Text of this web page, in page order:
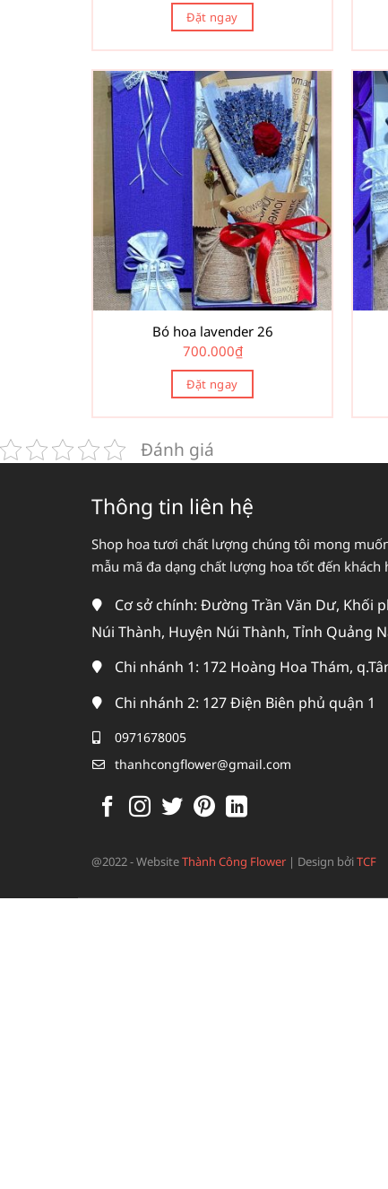
Đặt ngay
Bó hoa lavender 26
700.000₫
Đặt ngay
Đánh giá
Thông tin liên hệ
Shop hoa tươi chất lượng chúng tôi mong
mẫu mã đa dạng chất lượng hoa tốt đến khách
Cơ sở chính: Đường Trần Văn Dư, Khối
Núi Thành, Huyện Núi Thành, Tỉnh Quảng
Chi nhánh 1: 172 Hoàng Hoa Thám,
Chi nhánh 2: 127 Điện Biên phủ quận 1
0971678005
thanhcongflower@gmail.com
@2022 - WebsiteThành Công Flower | Design bởiTCF